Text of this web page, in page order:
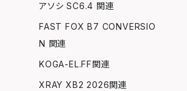
アソシ SC6.4 関連
FAST FOX B7 CONVERSIO
N 関連
KOGA-EL.FF関連
XRAY XB2 2026関連